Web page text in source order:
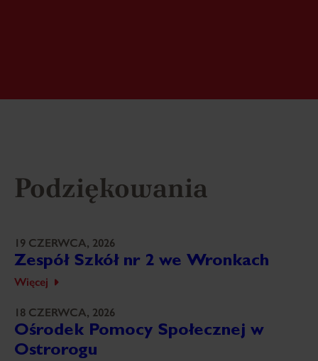
Podziękowania
19 CZERWCA, 2026
Zespół Szkół nr 2 we Wronkach
Więcej
18 CZERWCA, 2026
Ośrodek Pomocy Społecznej w
Ostrorogu